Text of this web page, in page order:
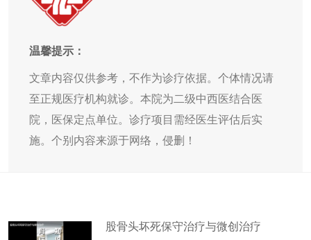
温馨提示：
文章内容仅供参考，不作为诊疗依据。个体情况请
至正规医疗机构就诊。本院为二级中西医结合医
院，医保定点单位。诊疗项目需经医生评估后实
施。个别内容来源于网络，侵删！
股骨头坏死保守治疗与微创治疗